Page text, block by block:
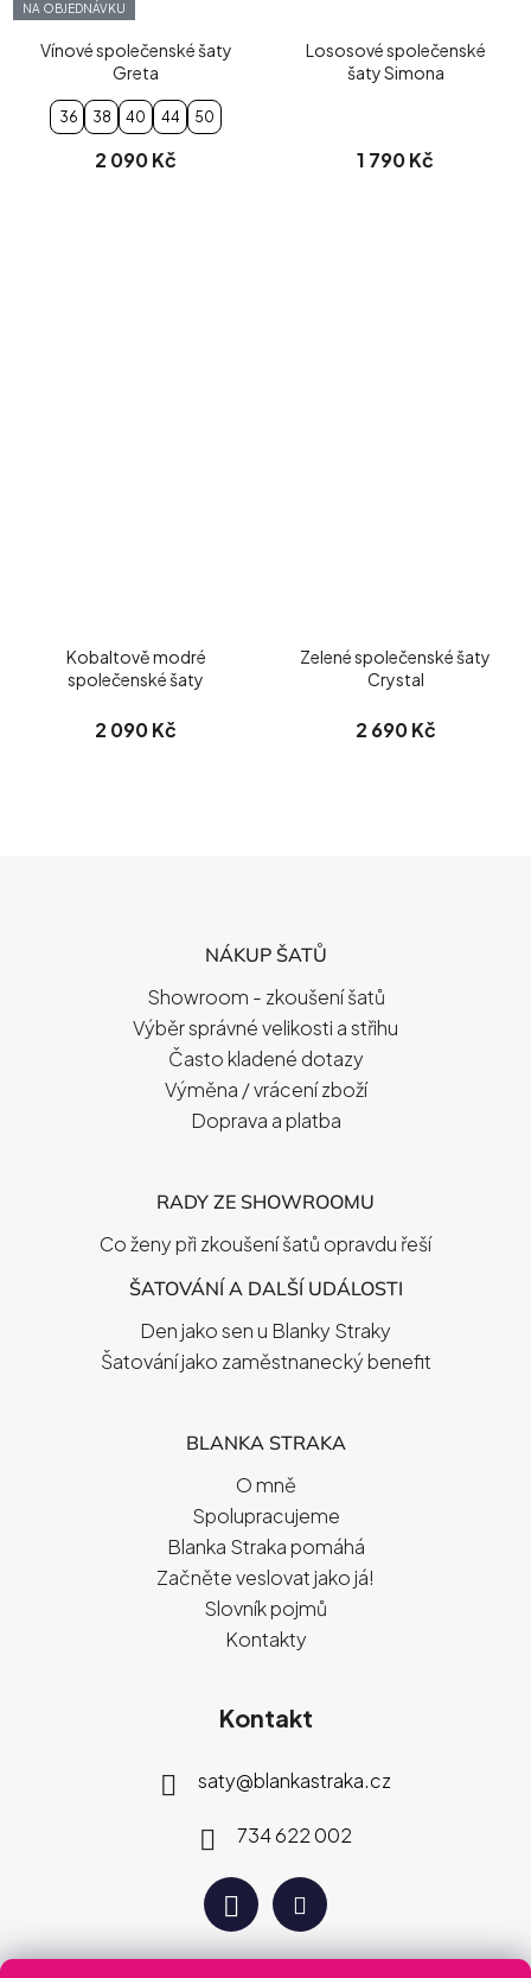
NA OBJEDNÁVKU
Vínové společenské šaty
Greta
36 38 40 44 50
2 090 Kč
Lososové společenské
šaty Simona
1 790 Kč
Kobaltově modré
společenské šaty
2 090 Kč
Zelené společenské šaty
Crystal
2 690 Kč
NÁKUP ŠATŮ
Showroom - zkoušení šatů
Výběr správné velikosti a střihu
Často kladené dotazy
Výměna / vrácení zboží
Doprava a platba
RADY ZE SHOWROOMU
Co ženy při zkoušení šatů opravdu řeší
ŠATOVÁNÍ A DALŠÍ UDÁLOSTI
Den jako sen u Blanky Straky
Šatování jako zaměstnanecký benefit
BLANKA STRAKA
O mně
Spolupracujeme
Blanka Straka pomáhá
Začněte veslovat jako já!
Slovník pojmů
Kontakty
Kontakt
saty@blankastraka.cz
734 622 002